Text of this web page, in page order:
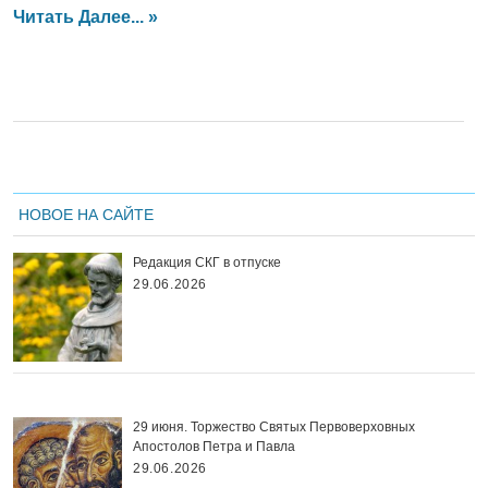
Читать Далее... »
НОВОЕ НА САЙТЕ
Редакция СКГ в отпуске
29.06.2026
29 июня. Торжество Святых Первоверховных
Апостолов Петра и Павла
29.06.2026